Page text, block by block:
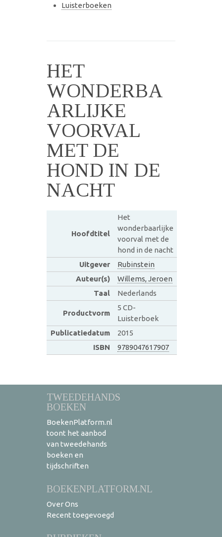
Luisterboeken
HET
WONDERBA
ARLIJKE
VOORVAL
MET DE
HOND IN DE
NACHT
Hoofdtitel
Het
wonderbaarlijke
voorval met de
hond in de nacht
Uitgever
Rubinstein
Auteur(s)
Willems, Jeroen
Taal
Nederlands
Productvorm
5 CD-
Luisterboek
Publicatiedatum
2015
ISBN
9789047617907
TWEEDEHANDS
BOEKEN
BoekenPlatform.nl
toont het aanbod
van tweedehands
boeken en
tijdschriften
BOEKENPLATFORM.NL
Over Ons
Recent toegevoegd